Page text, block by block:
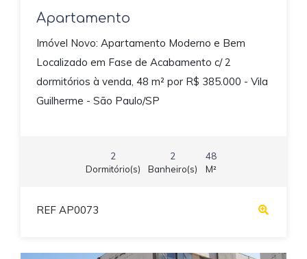
Apartamento
Imóvel Novo: Apartamento Moderno e Bem
Localizado em Fase de Acabamento c/ 2
dormitórios à venda, 48 m² por R$ 385.000 - Vila
Guilherme - São Paulo/SP
2
Dormitório(s)
2
Banheiro(s)
48
M²
REF AP0073